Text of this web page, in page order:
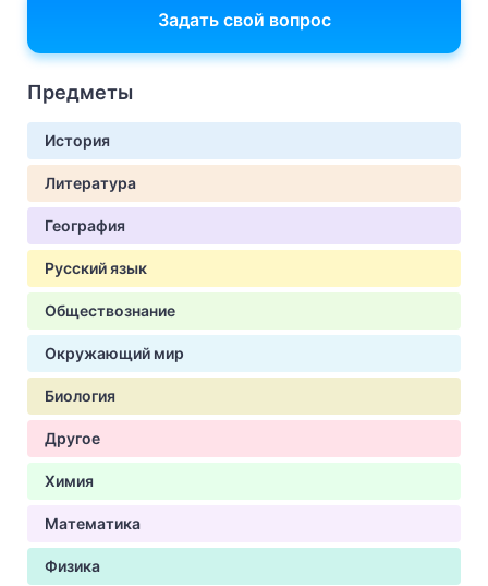
Задать свой вопрос
Предметы
История
Литература
География
Русский язык
Обществознание
Окружающий мир
Биология
Другое
Химия
Математика
Физика